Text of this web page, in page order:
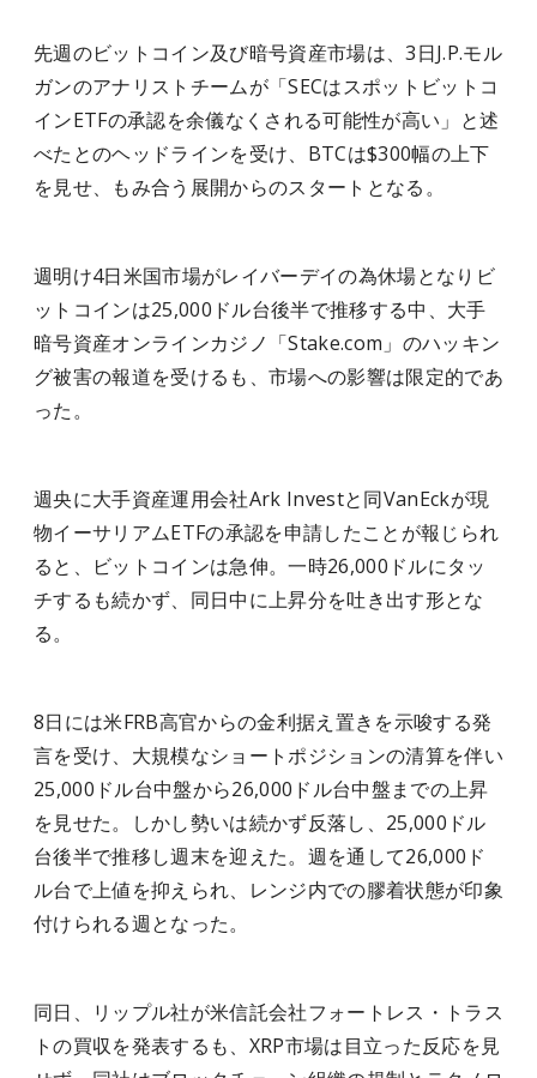
先週のビットコイン及び暗号資産市場は、3日J.P.モル
ガンのアナリストチームが「SECはスポットビットコ
インETFの承認を余儀なくされる可能性が高い」と述
べたとのヘッドラインを受け、BTCは$300幅の上下
を見せ、もみ合う展開からのスタートとなる。
週明け4日米国市場がレイバーデイの為休場となりビ
ットコインは25,000ドル台後半で推移する中、大手
暗号資産オンラインカジノ「Stake.com」のハッキン
グ被害の報道を受けるも、市場への影響は限定的であ
った。
週央に大手資産運用会社Ark Investと同VanEckが現
物イーサリアムETFの承認を申請したことが報じられ
ると、ビットコインは急伸。一時26,000ドルにタッ
チするも続かず、同日中に上昇分を吐き出す形とな
る。
8日には米FRB高官からの金利据え置きを示唆する発
言を受け、大規模なショートポジションの清算を伴い
25,000ドル台中盤から26,000ドル台中盤までの上昇
を見せた。しかし勢いは続かず反落し、25,000ドル
台後半で推移し週末を迎えた。週を通して26,000ド
ル台で上値を抑えられ、レンジ内での膠着状態が印象
付けられる週となった。
同日、リップル社が米信託会社フォートレス・トラス
トの買収を発表するも、XRP市場は目立った反応を見